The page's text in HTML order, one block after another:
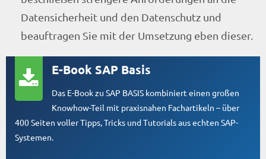
Datensicherheit und den Datenschutz und
beauftragen Sie mit der Umsetzung eben dieser.
E-Book SAP Basis
Das E-Book zu SAP BASIS kombiniert einen großen
Knowhow-Teil mit praxisnahen Fachartikeln – über
400 Seiten voller Tipps, Tricks und Tutorials aus echten SAP-
Systemen.